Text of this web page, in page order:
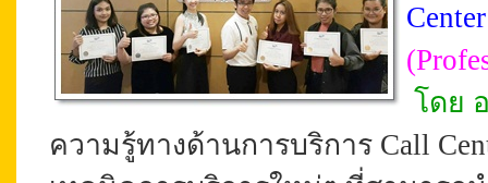
(
โดย
ความรู้ทางด้านการบริการ Call